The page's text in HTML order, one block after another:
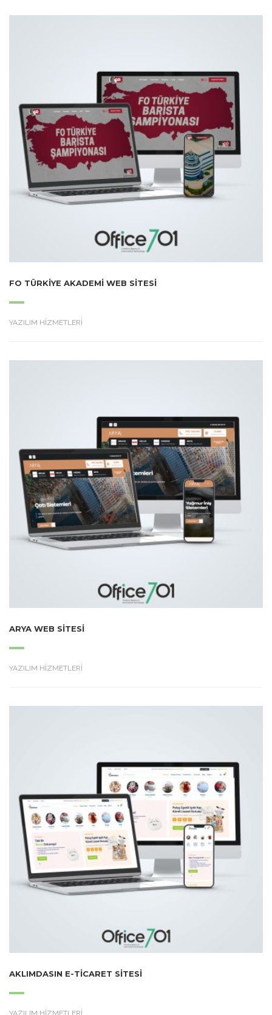
FO TÜRKIYE AKADEMI WEB SITESI
YAZILIM HİZMETLERİ
ARYA WEB SITESI
YAZILIM HİZMETLERİ
AKLIMDASIN E-TICARET SITESI
YAZILIM HİZMETLERİ